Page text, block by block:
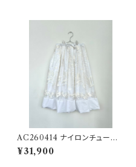
AC260414 ナイロンチュール
エンブロイダリー＆コットンプリ
ミシマのスカート
¥31,900